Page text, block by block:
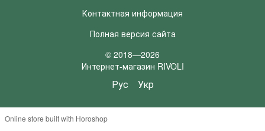
Контактная информация
Полная версия сайта
© 2018—2026
Интернет-магазин RIVOLI
Рус Укр
Online store built with Horoshop